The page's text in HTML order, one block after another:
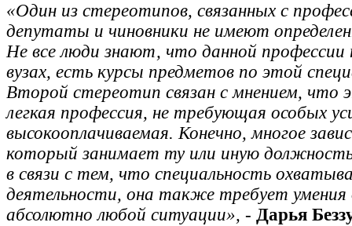
«Один из стереотипов, связанных с
депутаты и чиновники не имеют
Не все люди знают, что данной
вузах, есть курсы предметов по этой
Второй стереотип связан с мнением, что
легкая профессия, не требующая особых
высокооплачиваемая. Конечно, многое
который занимает ту или иную
в связи с тем, что специальность
деятельности, она также требует умения
абсолютно любой ситуации», - Дарья